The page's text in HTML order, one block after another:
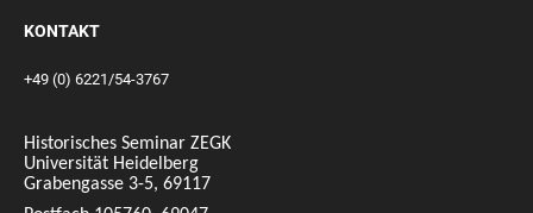
KONTAKT
+49 (0) 6221/54-3767
Historisches Seminar ZEGK
Universität Heidelberg
Grabengasse 3-5, 69117